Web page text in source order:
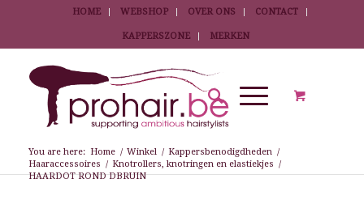
HOME WEBSHOP OVER ONS CONTACT
KAPPERSZONE MERKEN
You are here: Home / Winkel / Kappersbenodigdheden /
Haaraccessoires / Knotrollers, knotringen en elastiekjes /
HAARDOT ROND DBRUIN